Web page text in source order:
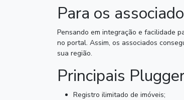
Para os
Pensando em integração e facilidade
no portal. Assim, os associados
sua região.
Principais
Registro ilimitado de imóveis;